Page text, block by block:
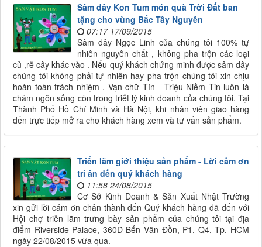
Sâm dây Kon Tum món quà Trời Đất ban
tặng cho vùng Bắc Tây Nguyên
07:17 17/09/2015
Sâm dây Ngọc Linh của chúng tôi 100% tự
nhiên nguyên chất , không pha trộn các loại
củ ,rễ cây khác vào . Nếu quý khách chứng minh được sâm dây
chúng tôi không phải tự nhiên hay pha trộn chúng tôi xin chịu
hoàn toàn trách nhiệm . Vạn chữ Tín - Triệu Niềm Tin luôn là
châm ngôn sống còn trong triết lý kinh doanh của chúng tôi. Tại
Thành Phố Hồ Chí Minh và Hà Nội, khi nhân viên giao hàng
đến trực tiếp mở ra cho khách hàng xem và tư vấn sản phẩm.
Triển lãm giới thiệu sản phẩm - Lời cảm ơn
tri ân đến quý khách hàng
11:58 24/08/2015
Cơ Sở Kinh Doanh & Sản Xuất Nhật Trường
xin gửi lời cám ơn chân thành đến Quý khách hàng đã đến với
Hội chợ triễn lãm trưng bày sản phẩm của chúng tôi tại địa
điểm Riverside Palace, 360D Bến Vân Đồn, P1, Q4, Tp. HCM
ngày 22/08/2015 vừa qua.